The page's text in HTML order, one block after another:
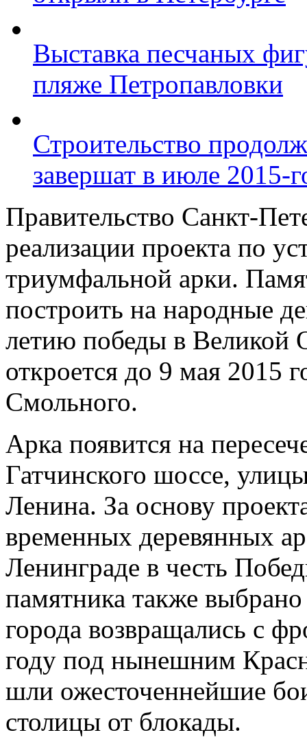
Выставка песчаных
пляже Петропавловки
Строительство
завершат в июле 2015-
Правительство Санкт-
реализации проекта по
триумфальной арки.
построить на народные
летию победы в Великой
откроется до 9 мая 2015
Смольного.
Арка появится на
Гатчинского шоссе,
Ленина. За основу
временных деревянных
Ленинграде в честь
памятника также
города возвращались с
году под нынешним
шли ожесточеннейшие
столицы от блокады.